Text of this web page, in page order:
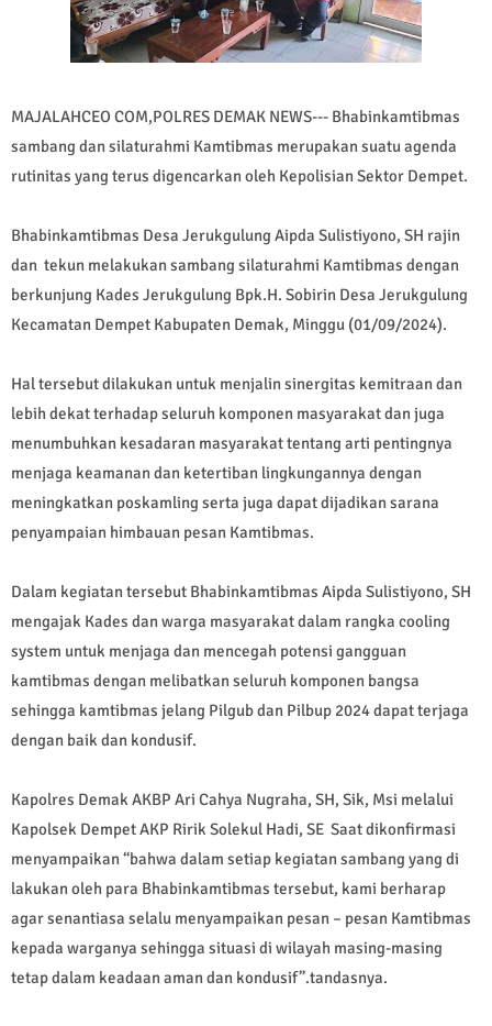
MAJALAHCEO COM,POLRES DEMAK NEWS--- Bhabinkamtibmas
sambang dan silaturahmi Kamtibmas merupakan suatu agenda
rutinitas yang terus digencarkan oleh Kepolisian Sektor Dempet.
Bhabinkamtibmas Desa Jerukgulung Aipda Sulistiyono, SH rajin
dan tekun melakukan sambang silaturahmi Kamtibmas dengan
berkunjung Kades Jerukgulung Bpk.H. Sobirin Desa Jerukgulung
Kecamatan Dempet Kabupaten Demak, Minggu (01/09/2024).
Hal tersebut dilakukan untuk menjalin sinergitas kemitraan dan
lebih dekat terhadap seluruh komponen masyarakat dan juga
menumbuhkan kesadaran masyarakat tentang arti pentingnya
menjaga keamanan dan ketertiban lingkungannya dengan
meningkatkan poskamling serta juga dapat dijadikan sarana
penyampaian himbauan pesan Kamtibmas.
Dalam kegiatan tersebut Bhabinkamtibmas Aipda Sulistiyono, SH
mengajak Kades dan warga masyarakat dalam rangka cooling
system untuk menjaga dan mencegah potensi gangguan
kamtibmas dengan melibatkan seluruh komponen bangsa
sehingga kamtibmas jelang Pilgub dan Pilbup 2024 dapat terjaga
dengan baik dan kondusif.
Kapolres Demak AKBP Ari Cahya Nugraha, SH, Sik, Msi melalui
Kapolsek Dempet AKP Ririk Solekul Hadi, SE Saat dikonfirmasi
menyampaikan “bahwa dalam setiap kegiatan sambang yang di
lakukan oleh para Bhabinkamtibmas tersebut, kami berharap
agar senantiasa selalu menyampaikan pesan – pesan Kamtibmas
kepada warganya sehingga situasi di wilayah masing-masing
tetap dalam keadaan aman dan kondusif”.tandasnya.